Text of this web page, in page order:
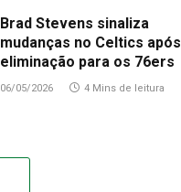
Brad Stevens sinaliza
mudanças no Celtics após
eliminação para os 76ers
06/05/2026 4 Mins de leitura